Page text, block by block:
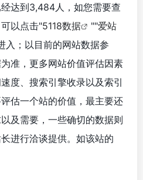
达到3,484人，如您需要查
以点击"5118数据 ""爱站
入；以目前的网站数据参
准，更多网站价值评估因素
度、搜索引擎收录以及索引
估一个站的价值，最主要还
及需要，一些确切的数据则
进行洽谈提供。如该站的